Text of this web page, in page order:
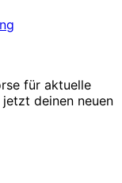
für aktuelle
deinen neuen